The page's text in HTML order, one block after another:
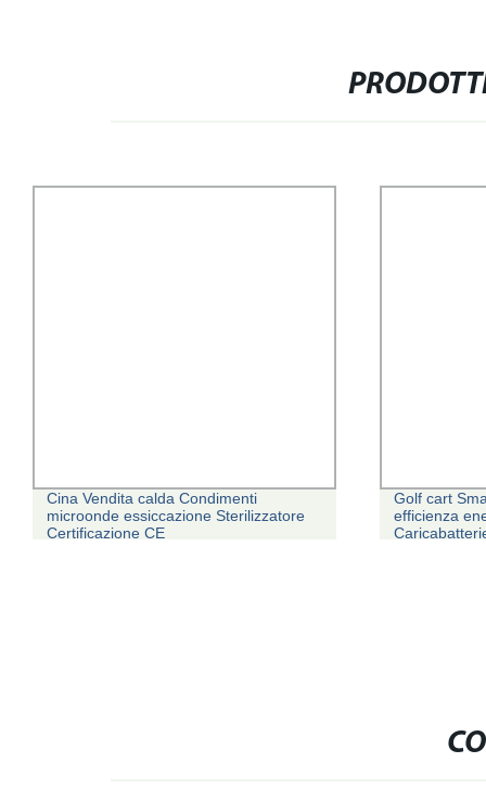
Cina Vendita calda Condimenti
microonde essiccazione Sterilizzatore
Certificazione CE
Golf cart
efficienza